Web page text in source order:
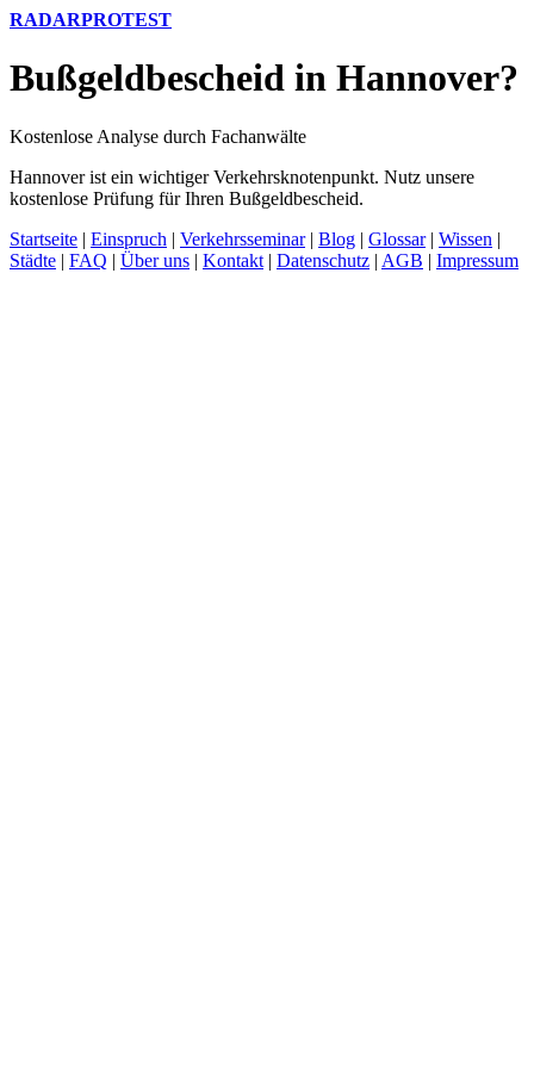
RADARPROTEST
Bußgeldbescheid in Hannover?
Kostenlose Analyse durch Fachanwälte
Hannover ist ein wichtiger Verkehrsknotenpunkt. Nutz unsere
kostenlose Prüfung für Ihren Bußgeldbescheid.
Startseite | Einspruch | Verkehrsseminar| Blog | Glossar| Wissen |
Städte | FAQ | Über uns | Kontakt | Datenschutz | AGB | Impressum